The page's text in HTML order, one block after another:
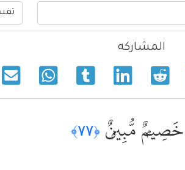
المشاركه
خَصِيمٌۭ مُّبِينٌۭ ﴿٧٧﴾